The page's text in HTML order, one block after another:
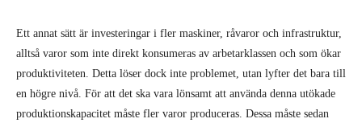
Ett annat sätt är investeringar i fler maskiner, råvaror och infrastruktur,
alltså varor som inte direkt konsumeras av arbetarklassen och som ökar
produktiviteten. Detta löser dock inte problemet, utan lyfter det bara till
en högre nivå. För att det ska vara lönsamt att använda denna utökade
produktionskapacitet måste fler varor produceras. Dessa måste sedan